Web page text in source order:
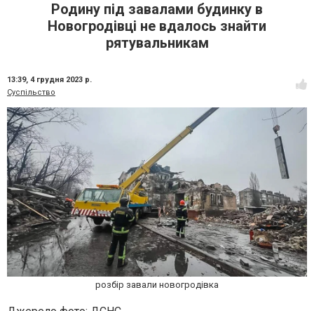
Родину під завалами будинку в
Новогродівці не вдалось знайти
рятувальникам
13:39, 4 грудня 2023 р.
Суспільство
розбір завали новогродівка